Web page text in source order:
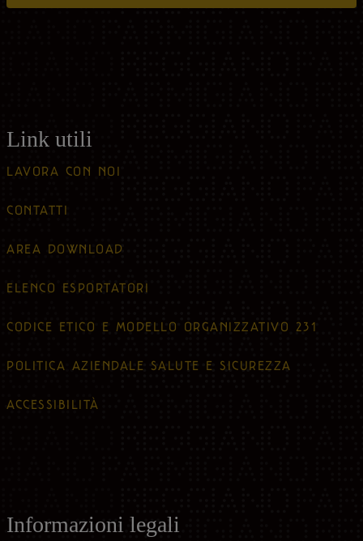
Link utili
LAVORA CON NOI
CONTATTI
AREA DOWNLOAD
ELENCO ESPORTATORI
CODICE ETICO E MODELLO ORGANIZZATIVO 231
POLITICA AZIENDALE SALUTE E SICUREZZA
ACCESSIBILITÀ
Informazioni legali